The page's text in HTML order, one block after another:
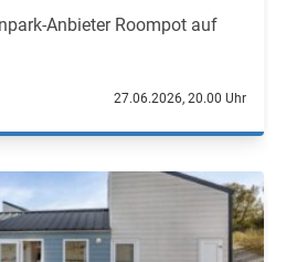
Anbieter Roompot auf
27.06.2026, 20.00 Uhr